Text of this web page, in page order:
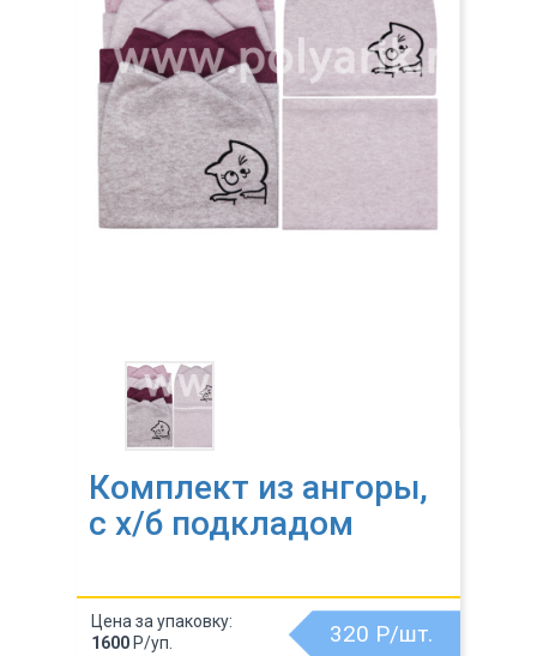
Комплект из ангоры,
c х/б подкладом
320 Р/шт.
Цена за упаковку:
1600 Р/уп.